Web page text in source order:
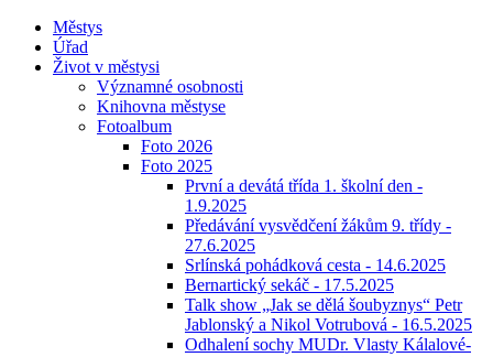
Městys
Úřad
Život v městysi
Významné osobnosti
Knihovna městyse
Fotoalbum
Foto 2026
Foto 2025
První a devátá třída 1. školní den -
1.9.2025
Předávání vysvědčení žákům 9. třídy -
27.6.2025
Srlínská pohádková cesta - 14.6.2025
Bernartický sekáč - 17.5.2025
Talk show „Jak se dělá šoubyznys“ Petr
Jablonský a Nikol Votrubová - 16.5.2025
Odhalení sochy MUDr. Vlasty Kálalové-